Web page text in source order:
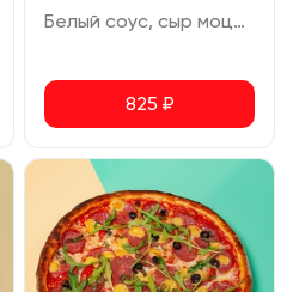
Белый соус, сыр моцарелла, бекон, охотничьи колбаски, помидор, сыр чеддер, огурец маринованный, лук репчатый, орегано
825 ₽